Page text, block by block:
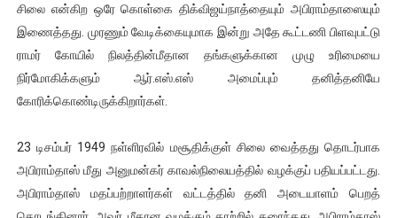
சிலை என்கிற ஒரே கொள்கை திக்விஜய்நாத்தையும் அபிராம்தாஸையும்
இணைத்தது. முரணும் வேடிக்கையுமாக இன்று அதே கூட்டணி பிளவுபட்டு
ராமர் கோயில் நிலத்தின்மீதான தங்களுக்கான முழு உரிமையை
நிர்மோகிக்களும் ஆர்.எஸ்.எஸ் அமைப்பும் தனித்தனியே
கோரிக்கொண்டிருக்கிறார்கள்.
23 டிசம்பர் 1949 நள்ளிரவில் மசூதிக்குள் சிலை வைத்தது தொடர்பாக
அபிராம்தாஸ் மீது அனுமன்கர் காவல்நிலையத்தில் வழக்குப் பதியப்பட்டது.
அபிராம்தாஸ் மதப்பற்றாளர்கள் வட்டத்தில் தனி அடையாளம் பெறத்